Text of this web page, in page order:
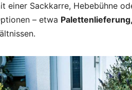
einer Sackkarre, Hebebühne
– etwa